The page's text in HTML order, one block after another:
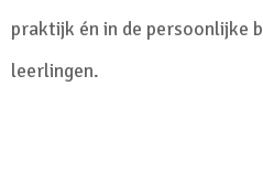
praktijk én in de persoonlijke
leerlingen.